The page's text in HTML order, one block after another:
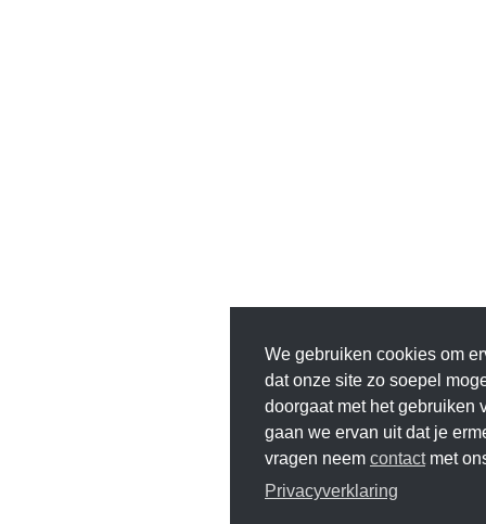
We gebruiken cookies om
dat onze site zo soepel
doorgaat met het gebruiken
gaan we ervan uit dat je
vragen neem contactmet
Privacyverklaring